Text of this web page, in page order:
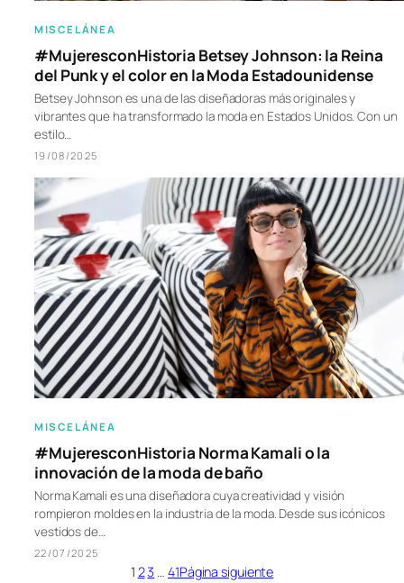
MISCELÁNEA
#MujeresconHistoria Betsey Johnson: la Reina
del Punk y el color en la Moda Estadounidense
Betsey Johnson es una de las diseñadoras más originales y
vibrantes que ha transformado la moda en Estados Unidos. Con un
estilo…
19/08/2025
MISCELÁNEA
#MujeresconHistoria Norma Kamali o la
innovación de la moda de baño
Norma Kamali es una diseñadora cuya creatividad y visión
rompieron moldes en la industria de la moda. Desde sus icónicos
vestidos de…
22/07/2025
1 23 … 41Página siguiente